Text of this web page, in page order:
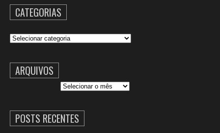
CATEGORIAS
Categorias
ARQUIVOS
POSTS RECENTES